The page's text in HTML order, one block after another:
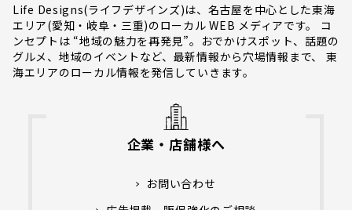
Life Designs(ライフデザインズ)は、名古屋を中心とした東海
エリア(愛知・岐阜・三重)のローカル WEB メディアです。 コ
ンセプトは “地域の魅力を再発見”。おでかけスポット、話題の
グルメ、地域のイベントなど、最新情報から穴場情報まで、 東
海エリアのローカル情報を発信していきます。
企業・店舗様へ
お問い合わせ